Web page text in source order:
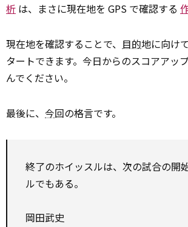
析 は、まさに現在地を GPS で確認する
現在地を確認することで、 目的地に向け
タートできます。今日からのスコアアッ
んでください。
最後に、 今回の格言です。
終了のホイッスルは、次の試合の開
ルでもある。
岡田武史